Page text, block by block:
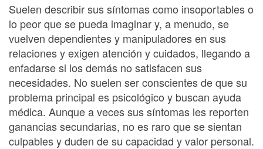
Suelen describir sus síntomas como insoportables o
lo peor que se pueda imaginar y, a menudo, se
vuelven dependientes y manipuladores en sus
relaciones y exigen atención y cuidados, llegando a
enfadarse si los demás no satisfacen sus
necesidades. No suelen ser conscientes de que su
problema principal es psicológico y buscan ayuda
médica. Aunque a veces sus síntomas les reporten
ganancias secundarias, no es raro que se sientan
culpables y duden de su capacidad y valor personal.